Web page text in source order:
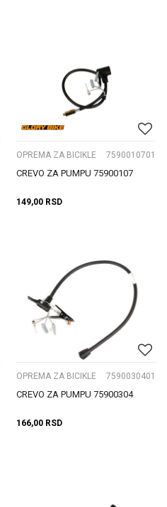
OPREMA ZA BICIKLE 7590010701
CREVO ZA PUMPU 75900107
149,00 RSD
OPREMA ZA BICIKLE 7590030401
CREVO ZA PUMPU 75900304
166,00 RSD